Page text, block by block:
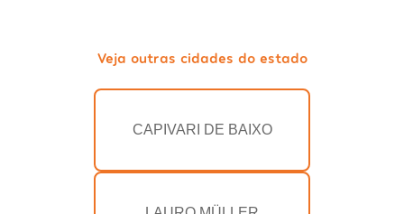
Veja outras cidades do estado
CAPIVARI DE BAIXO